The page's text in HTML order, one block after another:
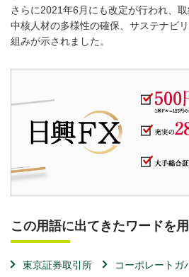
さらに2021年6月にも改定が行われ、
中核人材の多様性の確保、サステナビ
組みが示されました。
この用語に出てきたワードを
東京証券取引所
コーポレートガ